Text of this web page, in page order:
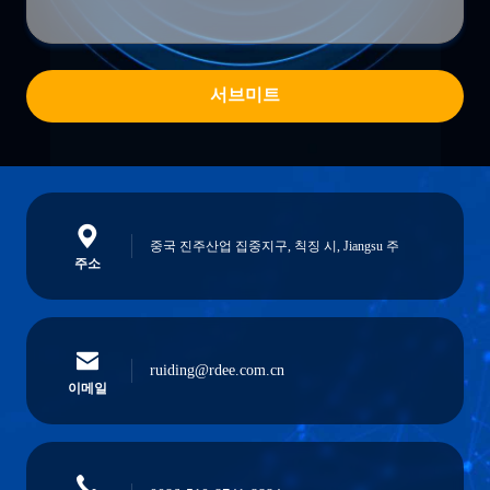
서브미트
주소
중국 진주산업 집중지구, 칙징 시, Jiangsu 주
이메일
ruiding@rdee.com.cn